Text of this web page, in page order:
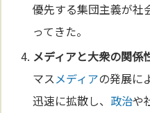
優先する集団主義が社
ってきた。
メディアと大衆の関係
マス メディアの発展に
迅速に拡散し、 政治や